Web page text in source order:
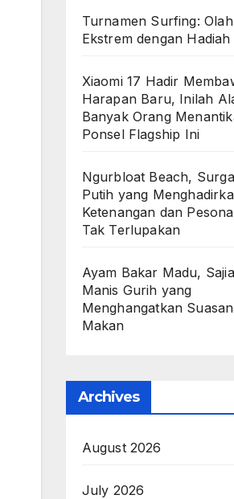
Turnamen Surfing:
Ekstrem dengan
Xiaomi 17 Hadir
Harapan Baru, Inilah
Banyak Orang
Ponsel Flagship Ini
Ngurbloat Beach,
Putih yang
Ketenangan dan
Tak Terlupakan
Ayam Bakar Madu,
Manis Gurih yang
Menghangatkan
Makan
Archives
August 2026
July 2026